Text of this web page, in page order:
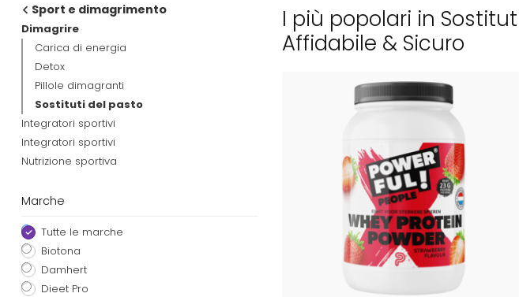
Sport e dimagrimento
Dimagrire
Carica di energia
Detox
Pillole dimagranti
Sostituti del pasto
Integratori sportivi
Integratori sportivi
Nutrizione sportiva
Marche
Tutte le marche
Biotona
Damhert
Dieet Pro
I più popolari in
Affidabile & Sicuro